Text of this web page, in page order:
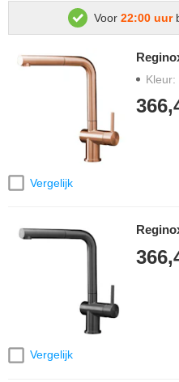
Voor 22:00 uur
Vergelijk
Kleur:
Vergelijk